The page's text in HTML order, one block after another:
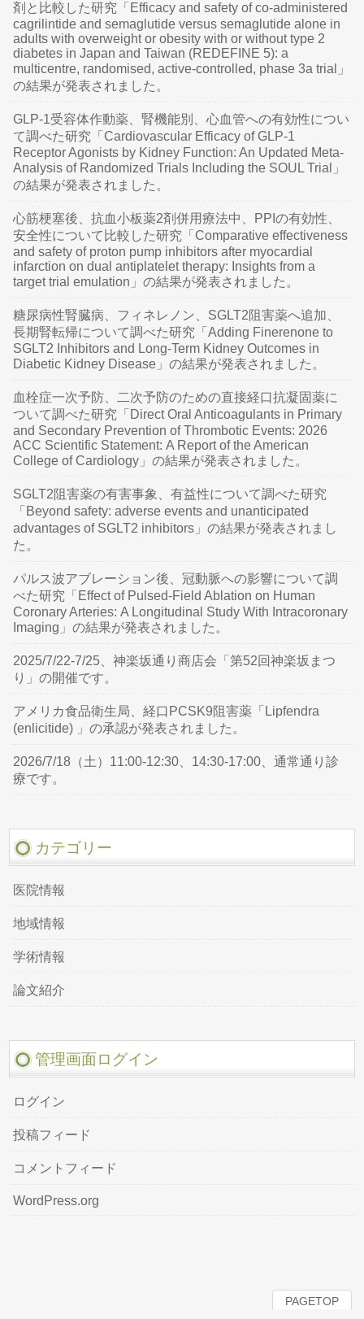
剤と比較した研究「Efficacy and safety of co-administered
cagrilintide and semaglutide versus semaglutide alone in
adults with overweight or obesity with or without type 2
diabetes in Japan and Taiwan (REDEFINE 5): a
multicentre, randomised, active-controlled, phase 3a trial」
の結果が発表されました。
GLP-1受容体作動薬、腎機能別、心血管への有効性につい
て調べた研究「Cardiovascular Efficacy of GLP-1
Receptor Agonists by Kidney Function: An Updated Meta-
Analysis of Randomized Trials Including the SOUL Trial」
の結果が発表されました。
心筋梗塞後、抗血小板薬2剤併用療法中、PPIの有効性、
安全性について比較した研究「Comparative effectiveness
and safety of proton pump inhibitors after myocardial
infarction on dual antiplatelet therapy: Insights from a
target trial emulation」の結果が発表されました。
糖尿病性腎臓病、フィネレノン、SGLT2阻害薬へ追加、
長期腎転帰について調べた研究「Adding Finerenone to
SGLT2 Inhibitors and Long-Term Kidney Outcomes in
Diabetic Kidney Disease」の結果が発表されました。
血栓症一次予防、二次予防のための直接経口抗凝固薬に
ついて調べた研究「Direct Oral Anticoagulants in Primary
and Secondary Prevention of Thrombotic Events: 2026
ACC Scientific Statement: A Report of the American
College of Cardiology」の結果が発表されました。
SGLT2阻害薬の有害事象、有益性について調べた研究
「Beyond safety: adverse events and unanticipated
advantages of SGLT2 inhibitors」の結果が発表されまし
た。
パルス波アブレーション後、冠動脈への影響について調
べた研究「Effect of Pulsed-Field Ablation on Human
Coronary Arteries: A Longitudinal Study With Intracoronary
Imaging」の結果が発表されました。
2025/7/22-7/25、神楽坂通り商店会「第52回神楽坂まつ
り」の開催です。
アメリカ食品衛生局、経口PCSK9阻害薬「Lipfendra
(enlicitide) 」の承認が発表されました。
2026/7/18（土）11:00-12:30、14:30-17:00、通常通り診
療です。
カテゴリー
医院情報
地域情報
学術情報
論文紹介
管理画面ログイン
ログイン
投稿フィード
コメントフィード
WordPress.org
PAGETOP